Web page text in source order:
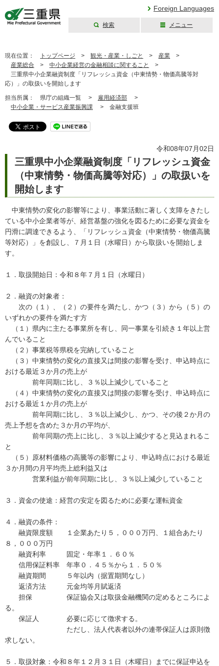
Foreign Languages
検索 メニュー
現在位置： トップページ > 観光・産業・しごと > 産業 >
産業総合 > 中小企業経営の金融相談に関すること
>
三重県中小企業融資制度「リフレッシュ資金（中東情勢・物価高騰等対
応）」の取扱いを開始します
担当所属： 県庁の組織一覧 > 雇用経済部 >
中小企業・サービス産業振興課 > 金融支援班
令和08年07月02日
三重県中小企業融資制度「リフレッシュ資金
（中東情勢・物価高騰等対応）」の取扱いを
開始します
中東情勢の変化の影響等により、事業活動に著しく支障をきたし
ている中小企業者等が、経営基盤の強化を図るために必要な資金を
円滑に調達できるよう、「リフレッシュ資金（中東情勢・物価高騰
等対応）」を創設し、７月１日（水曜日）から取扱いを開始しま
す。
１．取扱開始日：令和８年７月１日（水曜日）
２．融資の対象者：
次の（１）、（２）の要件を満たし、かつ（３）から（５）の
いずれかの要件を満たす方
（１）県内に主たる事業所を有し、同一事業を引続き１年以上営
んでいること
（２）事業税等県税を完納していること
（３）中東情勢の変化の直接又は間接の影響を受け、申込時点に
おける最近３か月の売上が
前年同期に比し、３％以上減少していること
（４）中東情勢の変化の直接又は間接の影響を受け、申込時点に
おける最近１か月の売上が
前年同期に比し、３％以上減少し、かつ、その後２か月の
売上予想を含めた３か月の平均が、
前年同期の売上に比し、３％以上減少すると見込まれるこ
と
（５）原材料価格の高騰等の影響により、申込時点における最近
３か月間の月平均売上総利益又は
営業利益が前年同期に比し、３％以上減少していること
３．資金の使途：経営の安定を図るために必要な運転資金
４．融資の条件：
融資限度額 １企業あたり５，０００万円、１組合あたり
８，０００万円
融資利率 固定・年率１．６０％
信用保証料率 年率０．４５％から１．５０％
融資期間 ５年以内（据置期間なし）
返済方法 元金均等月賦返済
担保 保証協会又は取扱金融機関の定めるところによ
る。
保証人 必要に応じて徴求する。
ただし、法人代表者以外の連帯保証人は原則徴
求しない。
５．取扱対象：令和８年１２月３１日（木曜日）までに保証申込を